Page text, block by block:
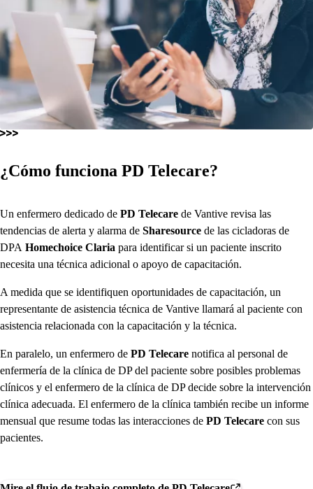
¿Cómo funciona PD Telecare?
Un enfermero dedicado de PD Telecare de Vantive revisa las
tendencias de alerta y alarma de Sharesource de las cicladoras de
DPA Homechoice Claria para identificar si un paciente inscrito
necesita una técnica adicional o apoyo de capacitación.
A medida que se identifiquen oportunidades de capacitación, un
representante de asistencia técnica de Vantive llamará al paciente con
asistencia relacionada con la capacitación y la técnica.
En paralelo, un enfermero de PD Telecare notifica al personal de
enfermería de la clínica de DP del paciente sobre posibles problemas
clínicos y el enfermero de la clínica de DP decide sobre la intervención
clínica adecuada. El enfermero de la clínica también recibe un informe
mensual que resume todas las interacciones de PD Telecare con sus
pacientes.